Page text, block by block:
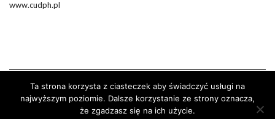
www.cudph.pl
Wykonanie :Strony Internetowe Białystok Dr Pixel
Ta strona korzysta z ciasteczek aby świadczyć usługi na
najwyższym poziomie. Dalsze korzystanie ze strony oznacza,
że zgadzasz się na ich użycie.